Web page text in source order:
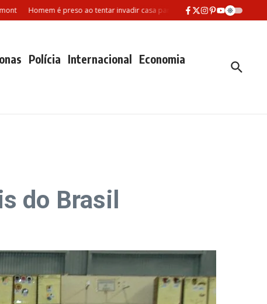
Homem é preso ao tentar invadir casa para matar ex-companheira em
Polícia Internacional Economia
do Brasil